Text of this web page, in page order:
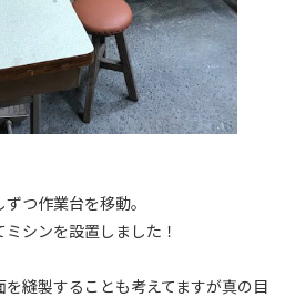
つ作業台を移動。
シンを設置しました！
縫製することも考えてますが真の目